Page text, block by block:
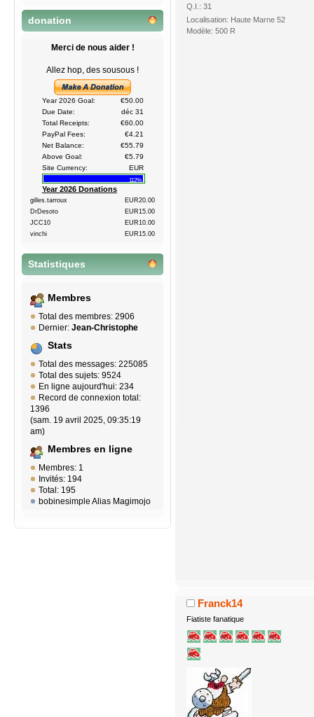
donation
Merci de nous aider !
Allez hop, des sousous !
Year 2026 Goal:
€50.00
Due Date:
déc 31
Total Receipts:
€60.00
PayPal Fees:
€4.21
Net Balance:
€55.79
Above Goal:
€5.79
Site Currency:
EUR
112%
Year 2026 Donations
gilles.tarroux
EUR20.00
DrDesoto
EUR15.00
JCC10
EUR10.00
vinchi
EUR15.00
Statistiques
Membres
Total des membres: 2906
Dernier: Jean-Christophe
Stats
Total des messages: 225085
Total des sujets: 9524
En ligne aujourd'hui: 234
Record de connexion total:
1396
(sam. 19 avril 2025, 09:35:19
am)
Membres en ligne
Membres: 1
Invités: 194
Total: 195
bobinesimple Alias Magimojo
Q.I.: 31
Localisation: Haute Marne 52
Modèle: 500 R
Franck14
Fiatiste fanatique